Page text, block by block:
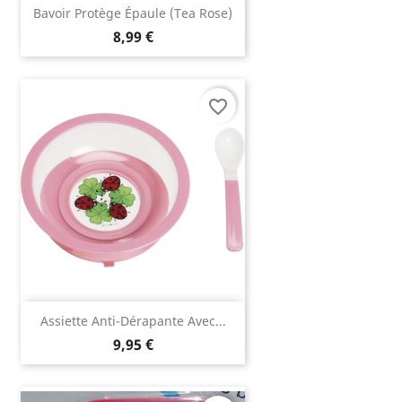
Bavoir Protège Épaule (tea Rose)
8,99 €
Assiette Anti-Dérapante Avec...
9,95 €
favorite_border